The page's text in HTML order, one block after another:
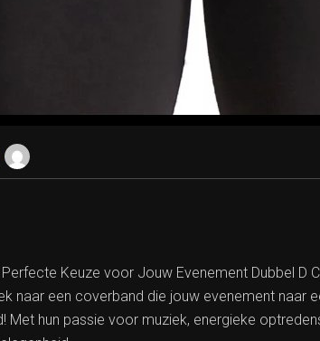
Perfecte Keuze voor Jouw Evenement Dubbel D
naar een coverband die jouw evenement naar
Met hun passie voor muziek, energieke